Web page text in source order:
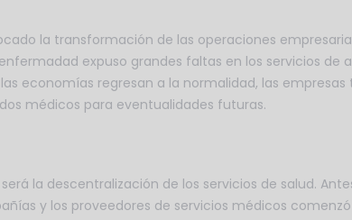
la transformación de las operaciones
expuso grandes faltas en los servicios de
economías regresan a la normalidad, las empresas
médicos para eventualidades futuras.
la descentralización de los servicios de salud.
y los proveedores de servicios médicos